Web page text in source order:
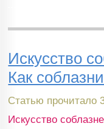
Искусство
Как
Статью прочитало
Искусство